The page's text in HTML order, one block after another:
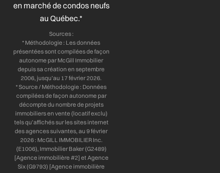
en marché de condos neufs
au Québec.*
Sources :
* Méthodologie : Les données
présentées sont compilées de façon
autonome par McGill Immobilier
depuis sa création en septembre
2006, jusqu’au 17 février 2026.
* Source / Méthodologie : Données
compilées de façon autonome par
décompte du nombre de projets
immobiliers en vente (locatif exclu)
tels qu’affichés sur les sites internet
des agences suivantes, au 9 février
2026 : McGILL IMMOBILIER Inc.
(E1006), Immobilier Baker (G2489)
[Agence immobilière #2] et Agence
Six (G9793) [Agence immobilière